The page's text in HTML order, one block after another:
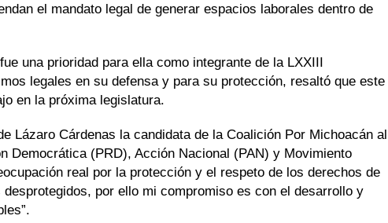
el mandato legal de generar espacios laborales dentro de
una prioridad para ella como integrante de la LXXIII
legales en su defensa y para su protección, resaltó que este
en la próxima legislatura.
Lázaro Cárdenas la candidata de la Coalición Por Michoacán al
Democrática (PRD), Acción Nacional (PAN) y Movimiento
real por la protección y el respeto de los derechos de
por ello mi compromiso es con el desarrollo y